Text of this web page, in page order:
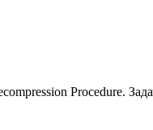
Procedure.